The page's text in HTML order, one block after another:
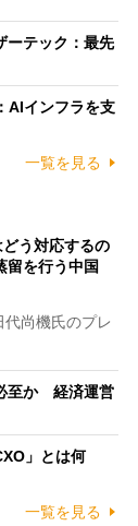
ーテック：最先
AIインフラを支
一覧を見る
う対応するの
を行う中国
尚機氏のプレ
至か 経済運営
」とは何
一覧を見る